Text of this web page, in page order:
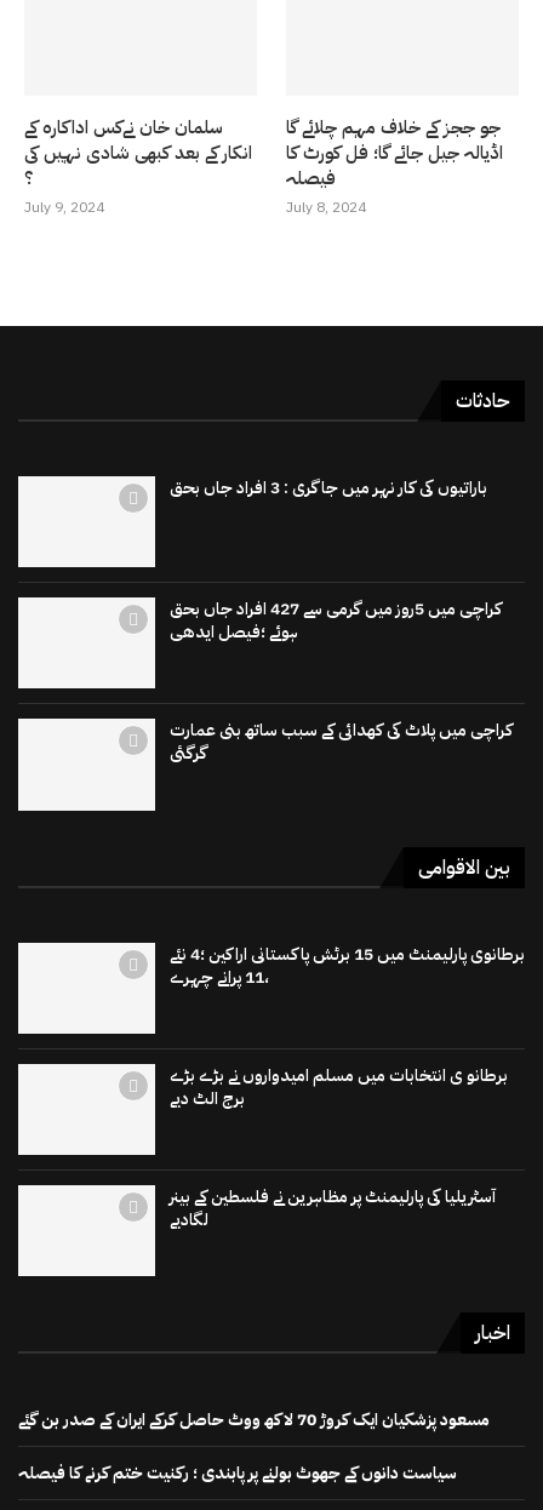
سلمان خان نےکس اداکارہ کے
انکار کے بعد کبھی شادی نہیں کی
؟
July 9, 2024
جو ججز کے خلاف مہم چلائے گا
اڈیالہ جیل جائے گا؛ فل کورٹ کا
فیصلہ
July 8, 2024
حادثات
باراتیوں کی کار نہر میں جاگری : 3 افراد جاں بحق
کراچی میں 5روز میں گرمی سے 427 افراد جاں بحق
ہوئے ؛فیصل ایدھی
کراچی میں پلاٹ کی کھدائی کے سبب ساتھ بنی عمارت
گرگئی
بین الاقوامی
برطانوی پارلیمنٹ میں 15 برٹش پاکستانی اراکین ؛4 نئے
،11 پرانے چہرے
برطانو ی انتخابات میں مسلم امیدواروں نے بڑے بڑے
برج الٹ دیے
آسٹریلیا کی پارلیمنٹ پر مظاہرین نے فلسطین کے بینر
لگادیے
اخبار
مسعود پزشکیان ایک کروڑ 70 لاکھ ووٹ حاصل کرکے ایران کے صدر بن گئے
سیاست دانوں کے جھوٹ بولنے پر پابندی ؛ رکنیت ختم کرنے کا فیصلہ